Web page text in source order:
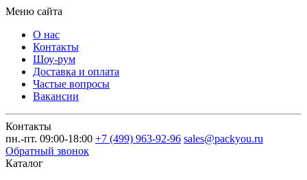
Меню сайта
О нас
Контакты
Шоу-рум
Доставка и оплата
Частые вопросы
Вакансии
Контакты
пн.-пт. 09:00-18:00 +7 (499) 963-92-96 sales@packyou.ru
Обратный звонок
Каталог